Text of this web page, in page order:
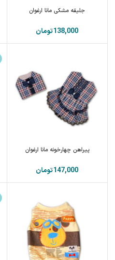
جلیقه مشکی مانا ارغوان
تومان
پیراهن چهارخونه مانا ارغوان
تومان